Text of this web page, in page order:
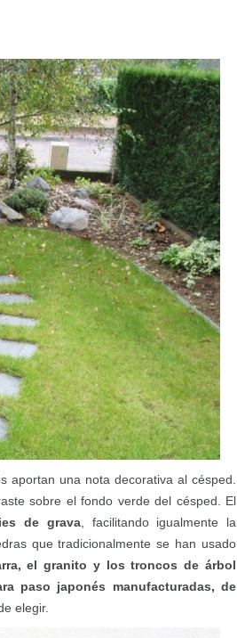
aportan una nota decorativa al césped.
sobre el fondo verde del césped. El
de grava, facilitando igualmente la
que tradicionalmente se han usado
el granito y los troncos de árbol
paso japonés manufacturadas, de
elegir.